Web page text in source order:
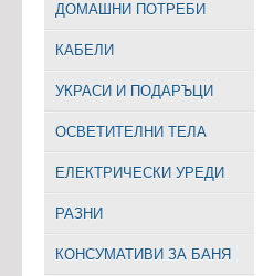
ДОМАШНИ ПОТРЕБИ
КАБЕЛИ
УКРАСИ И ПОДАРЪЦИ
ОСВЕТИТЕЛНИ ТЕЛА
EЛЕКТРИЧЕСКИ УРЕДИ
РАЗНИ
КОНСУМАТИВИ ЗА БАНЯ